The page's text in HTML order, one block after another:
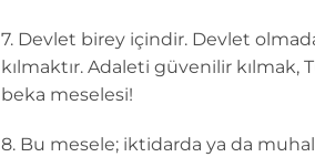
7. Devlet birey içindir. Devlet
kılmaktır. Adaleti güvenilir
beka meselesi!
8. Bu mesele; iktidarda ya da